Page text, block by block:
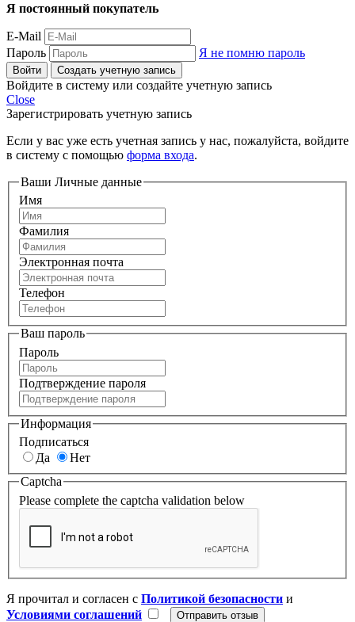
Я постоянный покупатель
E-Mail
Пароль
Я не помню пароль
Войти Создать учетную запись
Войдите в систему или создайте учетную запись
Close
Зарегистрировать учетную запись
Если у вас уже есть учетная запись у нас, пожалуйста, войдите
в систему с помощью форма входа.
Ваши Личные данные
Имя
Фамилия
Электронная почта
Телефон
Ваш пароль
Пароль
Подтверждение пароля
Информация
Подписаться
Да
Нет
Captcha
Please complete the captcha validation below
Я прочитал и согласен с Политикой безопасности и
Условиями соглашений